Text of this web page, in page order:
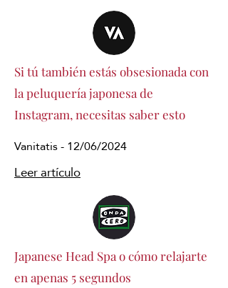
Si tú también estás obsesionada con
la peluquería japonesa de
Instagram, necesitas saber esto
Vanitatis - 12/06/2024
Leer artículo
Japanese Head Spa o cómo relajarte
en apenas 5 segundos